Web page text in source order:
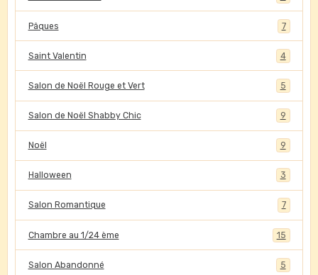
Pâques 7
Saint Valentin 4
Salon de Noël Rouge et Vert 5
Salon de Noël Shabby Chic 9
Noël 9
Halloween 3
Salon Romantique 7
Chambre au 1/24 ème 15
Salon Abandonné 5